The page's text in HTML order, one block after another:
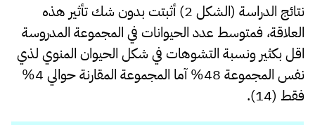
نتائج الدراسة (الشكل 2) أثبتت بدون شك تأثير هذه
العلاقة، فمتوسط عدد الحيوانات في المجموعة المدروسة
اقل بكثير ونسبة التشوهات في شكل الحيوان المنوي لذي
نفس المجموعة 48% آما المجموعة المقارنة حوالي 4%
فقط (14).